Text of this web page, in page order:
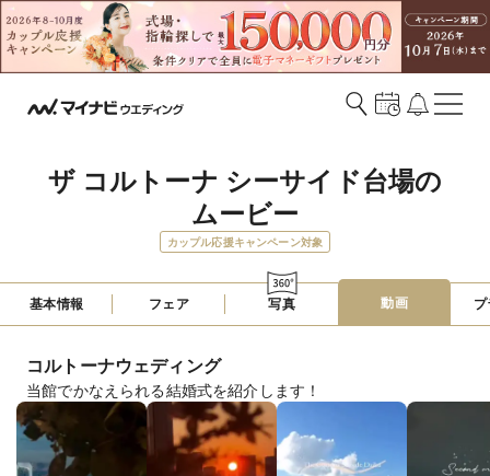
ザ コルトーナ シーサイド台場の
ムービー
カップル応援キャンペーン対象
基本情報 フェア 写真 動画
コルトーナウェディング
当館でかなえられる結婚式を紹介します！